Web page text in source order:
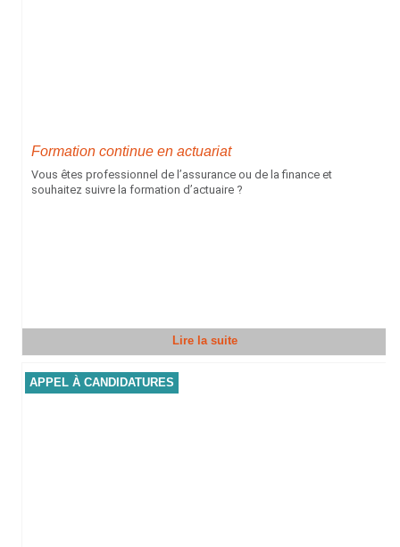
Formation continue en actuariat
Vous êtes professionnel de l’assurance ou de la finance et
souhaitez suivre la formation d’actuaire ?
Lire la suite
APPEL À CANDIDATURES